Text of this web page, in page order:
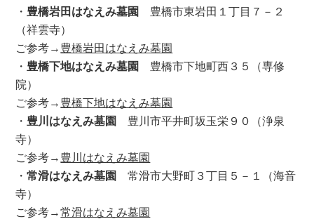
・ 豊橋岩田はなえみ墓園 豊橋市東岩田１丁目７－２
（祥雲寺）
ご参考→ 豊橋岩田はなえみ墓園
・ 豊橋下地はなえみ墓園 豊橋市下地町西３５（専修
院）
ご参考→ 豊橋下地はなえみ墓園
・ 豊川はなえみ墓園 豊川市平井町坂玉栄９０（浄泉
寺）
ご参考→ 豊川はなえみ墓園
・常滑はなえみ墓園 常滑市大野町３丁目５－１（海音
寺）
ご参考→常滑はなえみ墓園